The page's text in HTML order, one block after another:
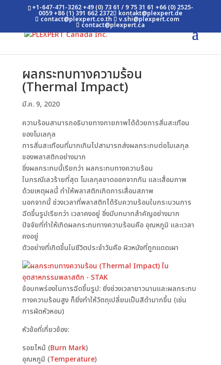
+1-647-471-3262 +49 (0) 73 61 / 9 75 31 61 +66 (0) 2525-
0059 +86 (1) 391 662 2372 kontakt@plexpert.de
contact@plexpert.co.th v.shi@plexpert.com
contact@plexpert.ca
ผลกระทบทางความร้อน
(Thermal Impact)
มี.ค. 9, 2020
ความร้อนสามารถอธิบายทางกายภาพได้ด้วยการสั่นสะเทือน
ของโมเลกุล
การสั่นสะเทือนที่มากเกินไปสามารถส่งผลกระทบต่อโมเลกุล
ของพลาสติกอย่างมาก
ซึ่งผลกระทบนี้เรียกว่า ผลกระทบทางความร้อน
ในกรณีเลวร้ายที่สุด โมเลกุลขาดออกจากกัน และเสื่อมภาพ
ด้วยเหตุผลนี้ ทำให้พลาสติกเกิดการเสื่อมสภาพ
นอกจากนี้ ช่วงเวลาที่พลาสติกได้รับความร้อนในกระบวนการ
ฉีดขึ้นรูปเรียกว่า เวลาคงอยู่ ซึ่งมีบทบาทสำคัญอย่างมาก
ปัจจัยที่ทำให้เกิดผลกระทบทางความร้อนคือ อุณหภูมิ และเวลา
คงอยู่
ตัวอย่างที่เกิดขึ้นในชีวิตประจำวันคือ ผิวหนังที่ถูกแดดเผา
ข้อบกพร่องในการฉีดขึ้นรูป: ยิ่งช่วงเวลายาวนานและผลกระทบ
ทางความร้อนสูง ก็ยิ่งทำให้วัตถุเปลี่ยนเป็นสีดำมากขึ้น (เช่น
การผัดหัวหอม)
หัวข้อที่เกี่ยวข้อง:
รอยไหม้ (Burn Mark)
อุณหภูมิ (Temperature)